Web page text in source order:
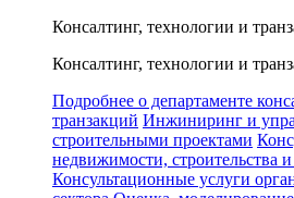
Консалтинг, технологии и
Консалтинг, технологии и
Подробнее о департаменте
транзакций Инжиниринг и
строительными проектами
недвижимости, строительства
Консультационные услуги